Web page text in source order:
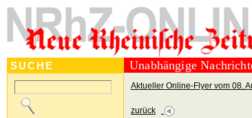
SUCHE Unabhängige
Aktueller Online-Flyer vom 08.
zurück